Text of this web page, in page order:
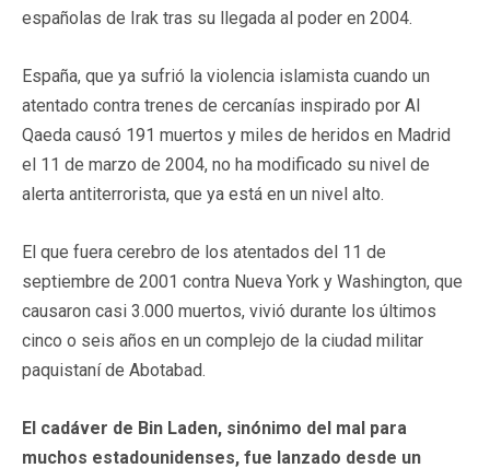
españolas de Irak tras su llegada al poder en 2004.
España, que ya sufrió la violencia islamista cuando un
atentado contra trenes de cercanías inspirado por Al
Qaeda causó 191 muertos y miles de heridos en Madrid
el 11 de marzo de 2004, no ha modificado su nivel de
alerta antiterrorista, que ya está en un nivel alto.
El que fuera cerebro de los atentados del 11 de
septiembre de 2001 contra Nueva York y Washington, que
causaron casi 3.000 muertos, vivió durante los últimos
cinco o seis años en un complejo de la ciudad militar
paquistaní de Abotabad.
El cadáver de Bin Laden, sinónimo del mal para
muchos estadounidenses, fue lanzado desde un